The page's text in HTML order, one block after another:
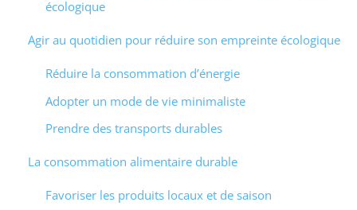
écologique
Agir au quotidien pour réduire son empreinte écologique
Réduire la consommation d’énergie
Adopter un mode de vie minimaliste
Prendre des transports durables
La consommation alimentaire durable
Favoriser les produits locaux et de saison